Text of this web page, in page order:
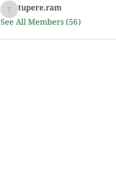
tupere.ram
tupere.ram
See All Members (56)